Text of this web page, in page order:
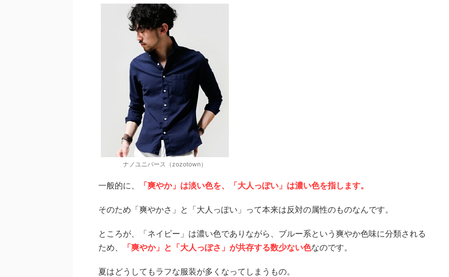
ナノユニバース（zozotown）
一般的に、 「爽やか」は淡い色を、「大人っぽい」は濃い色を指します。
そのため「爽やかさ」と「大人っぽい」って本来は反対の属性のものなんです。
ところが、「ネイビー」は濃い色でありながら、ブルー系という爽やか色味に分類される
ため、
「爽やか」と「大人っぽさ」が共存する数少ない色なのです。
夏はどうしてもラフな服装が多くなってしまうもの。